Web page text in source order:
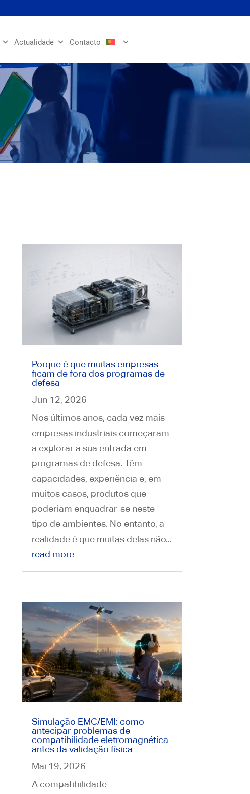
Actualidade Contacto
Porque é que muitas empresas
ficam de fora dos programas de
defesa
Jun 12, 2026
Nos últimos anos, cada vez mais
empresas industriais começaram
a explorar a sua entrada em
programas de defesa. Têm
capacidades, experiência e, em
muitos casos, produtos que
poderiam enquadrar-se neste
tipo de ambientes. No entanto, a
realidade é que muitas delas não...
read more
Simulação EMC/EMI: como
antecipar problemas de
compatibilidade eletromagnética
antes da validação física
Mai 19, 2026
A compatibilidade